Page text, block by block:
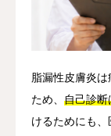
脂漏性皮膚炎
ため、 自己診断
けるためにも